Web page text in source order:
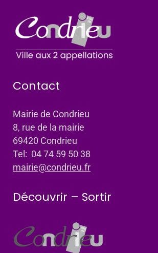
Contact
Mairie de Condrieu
8, rue de la mairie
69420 Condrieu
Tel: 04 74 59 50 38
mairie@condrieu.fr
Découvrir – Sortir